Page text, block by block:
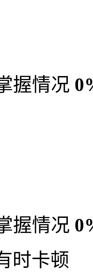
握情况
握情况
时卡顿